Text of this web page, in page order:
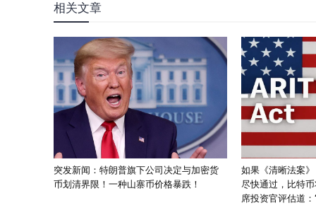
相关文章
突发新闻：特朗普旗下公司决定与加密货
币划清界限！一种山寨币价格暴跌！
如果《清晰法案
尽快通过，比特
席投资官评估道